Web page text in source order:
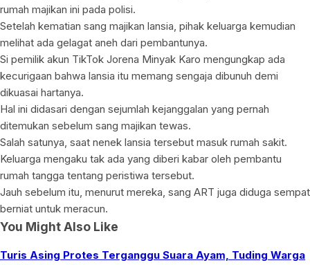
rumah majikan ini pada polisi.
Setelah kematian sang majikan lansia, pihak keluarga kemudian
melihat ada gelagat aneh dari pembantunya.
Si pemilik akun TikTok Jorena Minyak Karo mengungkap ada
kecurigaan bahwa lansia itu memang sengaja dibunuh demi
dikuasai hartanya.
Hal ini didasari dengan sejumlah kejanggalan yang pernah
ditemukan sebelum sang majikan tewas.
Salah satunya, saat nenek lansia tersebut masuk rumah sakit.
Keluarga mengaku tak ada yang diberi kabar oleh pembantu
rumah tangga tentang peristiwa tersebut.
Jauh sebelum itu, menurut mereka, sang ART juga diduga sempat
berniat untuk meracun.
You Might Also Like
Turis Asing Protes Terganggu Suara Ayam, Tuding Warga